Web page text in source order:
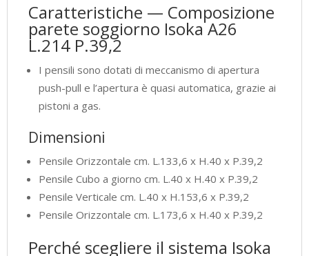
Caratteristiche — Composizione
parete soggiorno Isoka A26
L.214 P.39,2
I pensili sono dotati di meccanismo di apertura
push-pull e l’apertura è quasi automatica, grazie ai
pistoni a gas.
Dimensioni
Pensile Orizzontale cm. L.133,6 x H.40 x P.39,2
Pensile Cubo a giorno cm. L.40 x H.40 x P.39,2
Pensile Verticale cm. L.40 x H.153,6 x P.39,2
Pensile Orizzontale cm. L.173,6 x H.40 x P.39,2
Perché scegliere il sistema Isoka